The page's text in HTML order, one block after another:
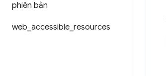
phiên bản
web accessible resources